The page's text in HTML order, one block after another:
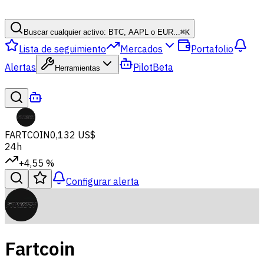
Buscar cualquier activo: BTC, AAPL o EUR...⌘K
Lista de seguimiento Mercados
Portafolio
Alertas
Herramientas PilotBeta
FARTCOIN0,132 US$
24h
+4,55 %
Configurar alerta
Fartcoin